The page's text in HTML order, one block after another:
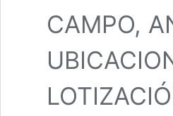
CAMPO,